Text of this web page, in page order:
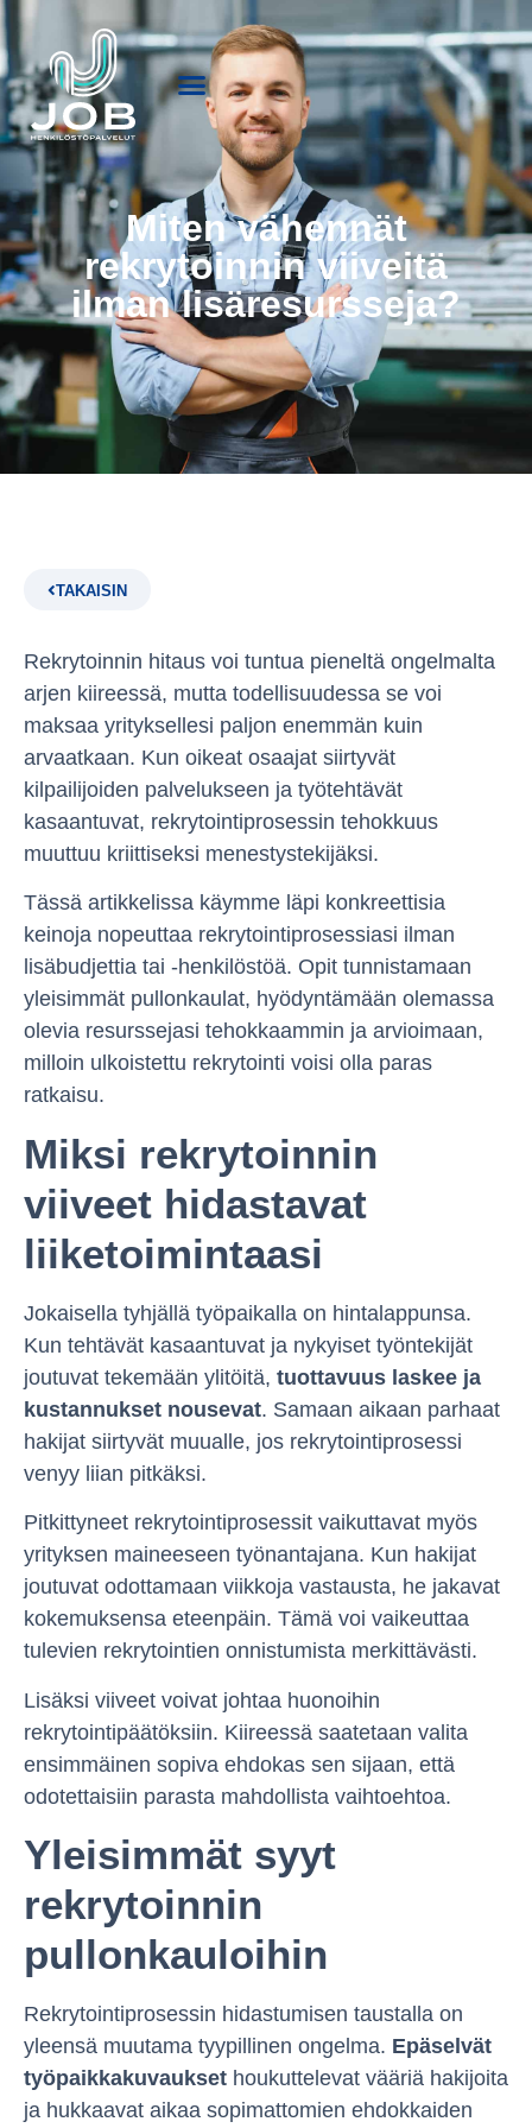
Miten vähennät
rekrytoinnin viiveitä
ilman lisäresursseja?
TAKAISIN
Rekrytoinnin hitaus voi tuntua pieneltä ongelmalta
arjen kiireessä, mutta todellisuudessa se voi
maksaa yrityksellesi paljon enemmän kuin
arvaatkaan. Kun oikeat osaajat siirtyvät
kilpailijoiden palvelukseen ja työtehtävät
kasaantuvat, rekrytointiprosessin tehokkuus
muuttuu kriittiseksi menestystekijäksi.
Tässä artikkelissa käymme läpi konkreettisia
keinoja nopeuttaa rekrytointiprosessiasi ilman
lisäbudjettia tai -henkilöstöä. Opit tunnistamaan
yleisimmät pullonkaulat, hyödyntämään olemassa
olevia resurssejasi tehokkaammin ja arvioimaan,
milloin ulkoistettu rekrytointi voisi olla paras
ratkaisu.
Miksi rekrytoinnin
viiveet hidastavat
liiketoimintaasi
Jokaisella tyhjällä työpaikalla on hintalappunsa.
Kun tehtävät kasaantuvat ja nykyiset työntekijät
joutuvat tekemään ylitöitä, tuottavuus laskee ja
kustannukset nousevat. Samaan aikaan parhaat
hakijat siirtyvät muualle, jos rekrytointiprosessi
venyy liian pitkäksi.
Pitkittyneet rekrytointiprosessit vaikuttavat myös
yrityksen maineeseen työnantajana. Kun hakijat
joutuvat odottamaan viikkoja vastausta, he jakavat
kokemuksensa eteenpäin. Tämä voi vaikeuttaa
tulevien rekrytointien onnistumista merkittävästi.
Lisäksi viiveet voivat johtaa huonoihin
rekrytointipäätöksiin. Kiireessä saatetaan valita
ensimmäinen sopiva ehdokas sen sijaan, että
odotettaisiin parasta mahdollista vaihtoehtoa.
Yleisimmät syyt
rekrytoinnin
pullonkauloihin
Rekrytointiprosessin hidastumisen taustalla on
yleensä muutama tyypillinen ongelma. Epäselvät
työpaikkakuvaukset houkuttelevat vääriä hakijoita
ja hukkaavat aikaa sopimattomien ehdokkaiden